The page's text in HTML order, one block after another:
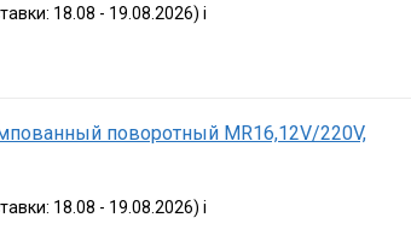
18.08 - 19.08.2026) i
поворотный MR16,12V/220V,
18.08 - 19.08.2026) i